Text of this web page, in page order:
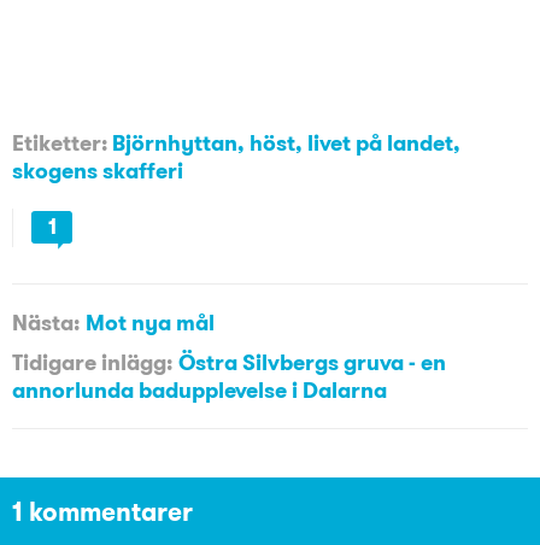
Etiketter: Björnhyttan, höst, livet på landet,
skogens skafferi
1
Nästa: Mot nya mål
Tidigare inlägg: Östra Silvbergs gruva - en
annorlunda badupplevelse i Dalarna
1 kommentarer